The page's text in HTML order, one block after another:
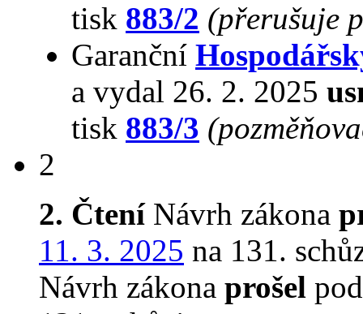
tisk 883/2 (přerušuje
Garanční
a vydal 26. 2. 2025
tisk 883/3
2
2. ČteníNávrh zákona
11. 3. 2025 na 131.
Návrh zákona prošel